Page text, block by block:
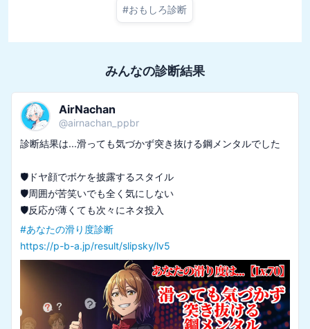
#おもしろ診断
みんなの診断結果
AirNachan
@airnachan_ppbr
診断結果は...滑っても気づかず突き抜ける鋼メンタルでした
🛡️ドヤ顔でボケを披露するスタイル
🛡️周囲が苦笑いでも全く気にしない
#あなたの滑り度診断
https://p-b-a.jp/result/slipsky/lv5